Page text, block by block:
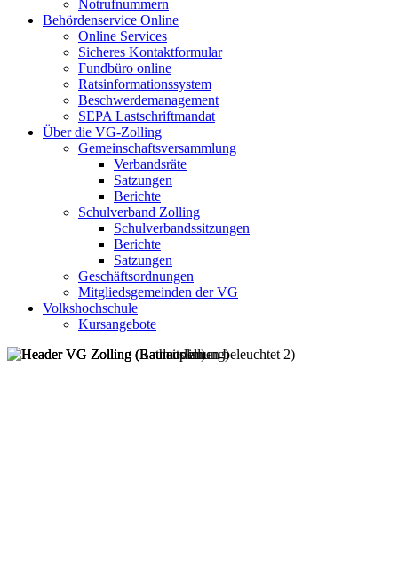
Notrufnummern
Behördenservice Online
Online Services
Sicheres Kontaktformular
Fundbüro online
Ratsinformationssystem
Beschwerdemanagement
SEPA Lastschriftmandat
Über die VG-Zolling
Gemeinschaftsversammlung
Verbandsräte
Satzungen
Berichte
Schulverband Zolling
Schulverbandssitzungen
Berichte
Satzungen
Geschäftsordnungen
Mitgliedsgemeinden der VG
Volkshochschule
Kursangebote